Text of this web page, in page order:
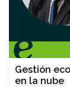
Gestión
en la nube